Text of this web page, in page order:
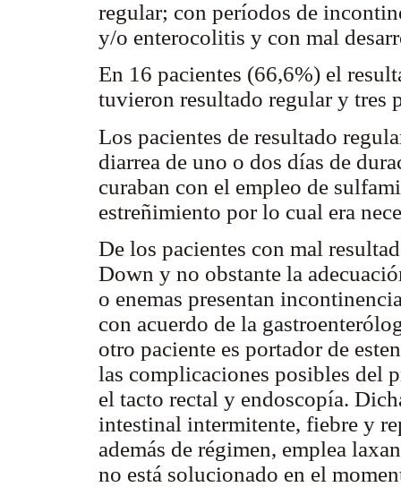
regular; con períodos de
y/o enterocolitis y con mal
En 16 pacientes (66,6%) el
tuvieron resultado regular y tres
Los pacientes de resultado
diarrea de uno o dos días de
curaban con el empleo de
estreñimiento por lo cual era
De los pacientes con mal
Down y no obstante la
o enemas presentan
con acuerdo de la
otro paciente es portador de
las complicaciones posibles del
el tacto rectal y endoscopía.
intestinal intermitente, fiebre y
además de régimen, emplea
no está solucionado en el